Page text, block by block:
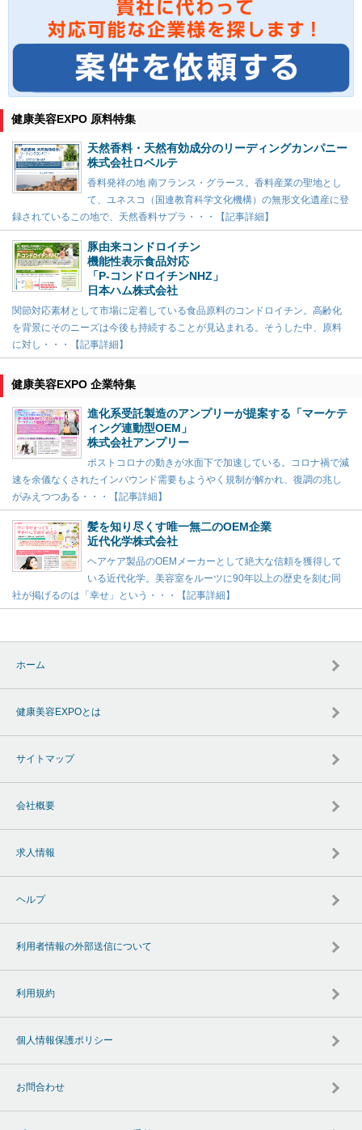
健康美容EXPO 原料特集
天然香料・天然有効成分のリーディングカンパニー
株式会社ロベルテ
香料発祥の地 南フランス・グラース。香料産業の聖地とし
て、ユネスコ（国連教育科学文化機構）の無形文化遺産に登
録されているこの地で、天然香料サプラ・・・【記事詳細】
豚由来コンドロイチン
機能性表示食品対応
「P-コンドロイチンNHZ」
日本ハム株式会社
関節対応素材として市場に定着している食品原料のコンドロイチン。高齢化
を背景にそのニーズは今後も持続することが見込まれる。そうした中、原料
に対し・・・【記事詳細】
健康美容EXPO 企業特集
進化系受託製造のアンプリーが提案する「マーケテ
ィング連動型OEM」
株式会社アンプリー
ポストコロナの動きが水面下で加速している。コロナ禍で減
速を余儀なくされたインバウンド需要もようやく規制が解かれ、復調の兆し
がみえつつある・・・【記事詳細】
髪を知り尽くす唯一無二のOEM企業
近代化学株式会社
ヘアケア製品のOEMメーカーとして絶大な信頼を獲得して
いる近代化学。美容室をルーツに90年以上の歴史を刻む同
社が掲げるのは「幸せ」という・・・【記事詳細】
ホーム
健康美容EXPOとは
サイトマップ
会社概要
求人情報
ヘルプ
利用者情報の外部送信について
利用規約
個人情報保護ポリシー
お問合わせ